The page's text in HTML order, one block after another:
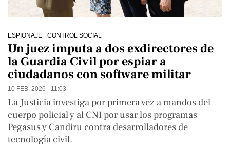
ESPIONAJE CONTROL SOCIAL
Un juez imputa a dos exdirectores de
la Guardia Civil por espiar a
ciudadanos con software militar
10 FEB. 2026 - 11:03
La Justicia investiga por primera vez a mandos del
cuerpo policial y al CNI por usar los programas
Pegasus y Candiru contra desarrolladores de
tecnología civil.